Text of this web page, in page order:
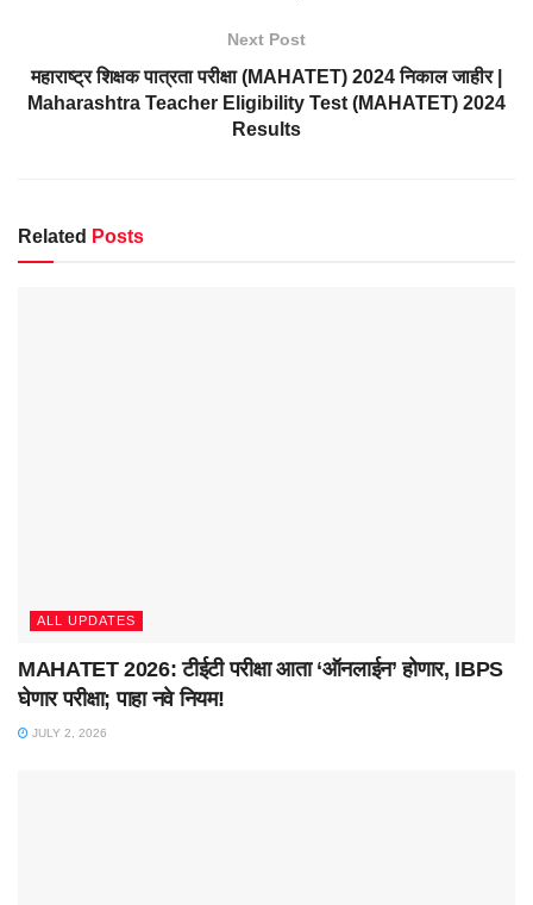
Next Post
महाराष्ट्र शिक्षक पात्रता परीक्षा (MAHATET) 2024 निकाल जाहीर |
Maharashtra Teacher Eligibility Test (MAHATET) 2024
Results
Related Posts
ALL UPDATES
MAHATET 2026: टीईटी परीक्षा आता ‘ऑनलाईन’ होणार, IBPS
घेणार परीक्षा; पाहा नवे नियम!
JULY 2, 2026